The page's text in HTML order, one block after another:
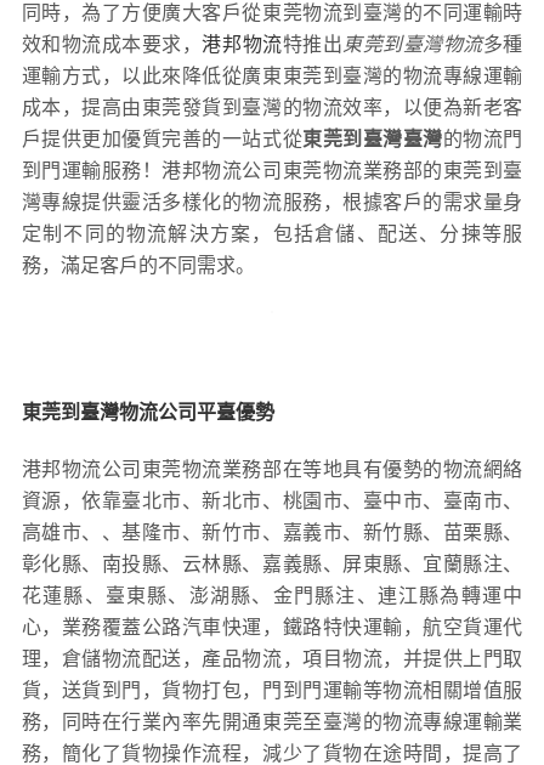
同時，為了方便廣大客戶從東莞物流到臺灣的不同運輸時
效和物流成本要求，港邦物流特推出 東莞到臺灣物流多種
運輸方式，以此來降低從廣東東莞到臺灣的物流專線運輸
成本，提高由東莞發貨到臺灣的物流效率，以便為新老客
戶提供更加優質完善的一站式從東莞到臺灣臺灣的物流門
到門運輸服務！港邦物流公司東莞物流業務部的東莞到臺
灣專線提供靈活多樣化的物流服務，根據客戶的需求量身
定制不同的物流解決方案，包括倉儲、配送、分揀等服
務，滿足客戶的不同需求。
東莞到臺灣物流公司平臺優勢
港邦物流公司東莞物流業務部在等地具有優勢的物流網絡
資源，依靠臺北市、新北市、桃園市、臺中市、臺南市、
高雄市、、基隆市、新竹市、嘉義市、新竹縣、苗栗縣、